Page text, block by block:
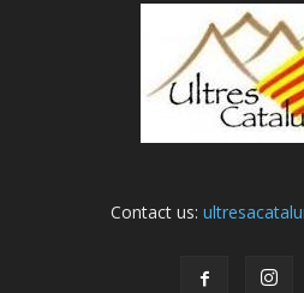
Contact us: